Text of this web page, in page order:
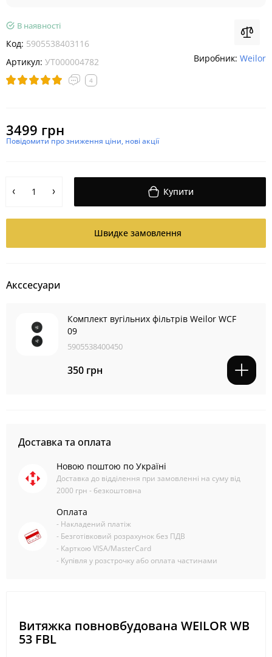
В наявності
Код: 5905538403116
Артикул: УТ000004782
4
Виробник: Weilor
3499 грн
Повідомити про зниження ціни, нові акції
Купити
Швидке замовлення
Акссесуари
Комплект вугільних фільтрів Weilor WCF
09
5905538400450
350 грн
Доставка та оплата
Новою поштою по Україні
Доставка до відділення при замовленні на суму від
2000 грн - безкоштовна
Оплата
- Накладений платіж
- Безготівковий розрахунок без ПДВ
- Карткою VISA/MasterCard
- Купівля у розстрочку або оплата частинами
Витяжка повновбудована WEILOR WB
53 FBL